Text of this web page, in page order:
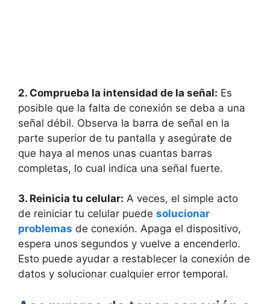
2. Comprueba la ‌intensidad de la señal: Es
posible que la falta de conexión se deba a‌ una
señal débil. Observa la barra de señal ‌en la
parte superior de tu pantalla y asegúrate de
que⁣ haya al menos unas cuantas barras
completas, lo cual indica una⁣ señal fuerte.
3. Reinicia tu celular: A veces, el simple acto‌
de reiniciar tu celular puede⁤ solucionar
problemas de conexión.‍ Apaga el dispositivo,
espera unos segundos y vuelve a encenderlo.
Esto puede⁢ ayudar a restablecer la ⁢conexión de
datos y⁣ solucionar cualquier error temporal.